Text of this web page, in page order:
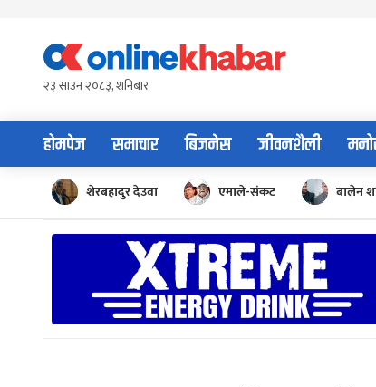
content२३ साउन २०८३, शनिबार
होमपेज समाचार बिजनेस जीवनशैली
शेरबहादुर देउवा एमाले-संकट बालेन